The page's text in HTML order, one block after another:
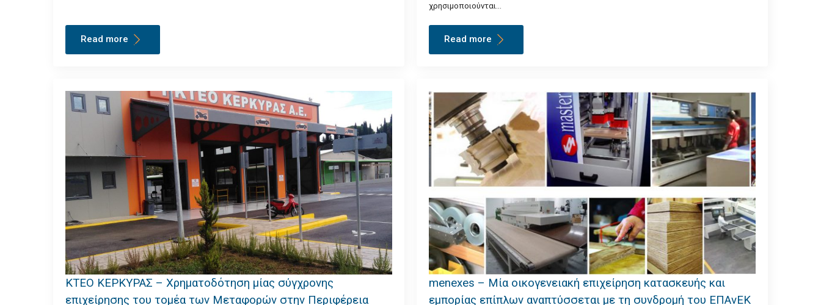
Read more
χρησιμοποιούνται…
Read more
ΚΤΕΟ ΚΕΡΚΥΡΑΣ – Χρηματοδότηση μίας σύγχρονης
επιχείρησης του τομέα των Μεταφορών στην Περιφέρεια
menexes – Μία οικογενειακή επιχείρηση κατασκευής και
εμπορίας επίπλων αναπτύσσεται με τη συνδρομή του ΕΠΑνΕΚ